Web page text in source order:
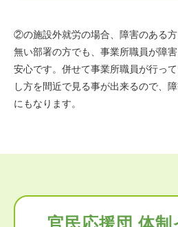
②の施設外就労の場合、障害のある
無い部署の方でも、事業所職員が障
安心です。併せて事業所職員が行っ
し方を間近で見る事が出来るので、
にもなります。